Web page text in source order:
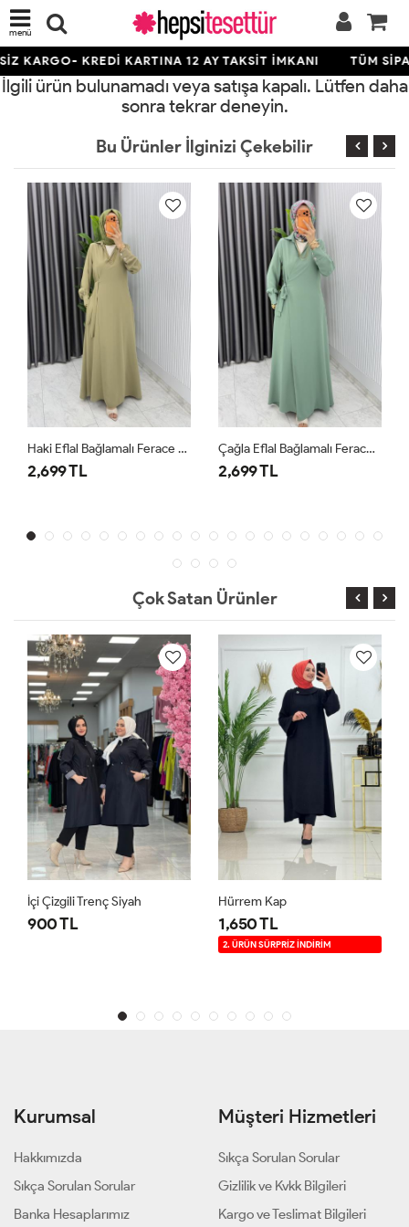
menü
KARGO- KREDİ KARTINA 12 AY TAKSİT İMKANI TÜM
İlgili ürün bulunamadı veya satışa kapalı. Lütfen daha
sonra tekrar deneyin.
Bu Ürünler İlginizi Çekebilir
Haki Eflal Bağlamalı Ferace Premium Seri Tesettür Giyim
2,699 TL
Çağla Eflal Bağlamalı Ferace Premium Seri Tesettür Giyim
2,699 TL
Çok Satan Ürünler
İçi Çizgili Trenç Siyah
900 TL
Hürrem Kap
1,650 TL
2. ÜRÜN SÜRPRİZ İNDİRİM
Kurumsal
Hakkımızda
Sıkça Sorulan Sorular
Banka Hesaplarımız
Müşteri Hizmetleri
Sıkça Sorulan Sorular
Gizlilik ve Kvkk Bilgileri
Kargo ve Teslimat Bilgileri